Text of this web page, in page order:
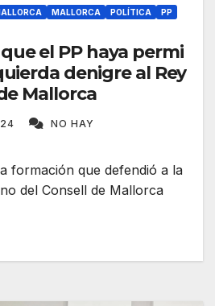
MALLORCA POLÍTICA
PP
el PP haya permi
denigre al Rey
Mallorca
NO HAY
formación que defendió a la
del Consell de Mallorca